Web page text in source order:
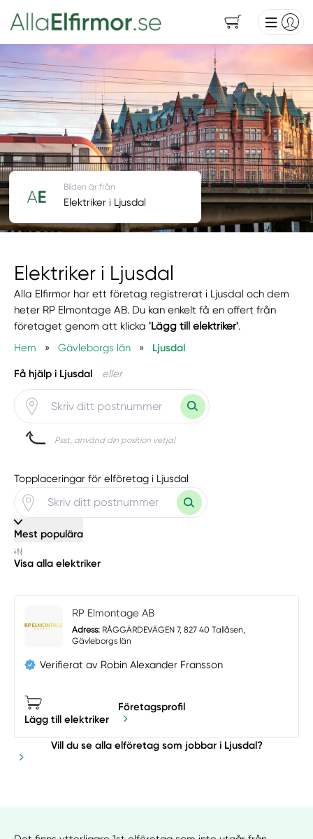
Elektriker i Ljusdal
Alla Elfirmor har ett företag registrerat i Ljusdal och dem
heter RP Elmontage AB. Du kan enkelt få en offert från
företaget genom att klicka'Lägg till elektriker'.
Hem
» Gävleborgs län » Ljusdal
Få hjälp i Ljusdal eller
Psst, använd din position vetja!
Bilden är från
Elektriker i Ljusdal
Topplaceringar för elföretag i Ljusdal
Mest populära
Visa alla elektriker
RP Elmontage AB
Adress: RÅGGÄRDEVÄGEN 7, 827 40 Tallåsen,
Gävleborgs län
Verifierat av Robin Alexander Fransson
Lägg till elektriker
Företagsprofil
Vill du se alla elföretag som jobbar i Ljusdal?